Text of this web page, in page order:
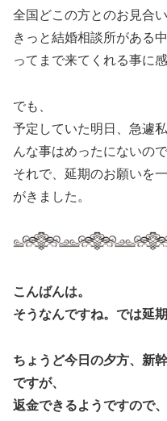
全国どこの方とのお見合
きっと結婚相談所がある
ってまで来てくれる事に感
でも、
予定していた明日、急遽
んな事はめったにないの
それで、延期のお願いを
がきました。
こんばんは。
そうなんですね。では延
ちょうど今日の夕方、新
ですが、
返金できるようですので